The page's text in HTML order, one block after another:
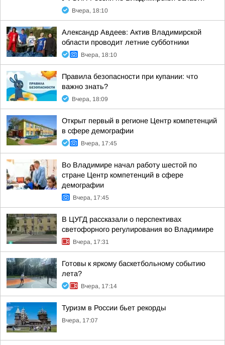
Вчера, 18:10
Александр Авдеев: Актив Владимирской
области проводит летние субботники
Вчера, 18:10
Правила безопасности при купании: что
важно знать?
Вчера, 18:09
Открыт первый в регионе Центр компетенций
в сфере демографии
Вчера, 17:45
Во Владимире начал работу шестой по
стране Центр компетенций в сфере
демографии
Вчера, 17:45
В ЦУГД рассказали о перспективах
светофорного регулирования во Владимире
Вчера, 17:31
Готовы к яркому баскетбольному событию
лета?
Вчера, 17:14
Туризм в России бьет рекорды
Вчера, 17:07